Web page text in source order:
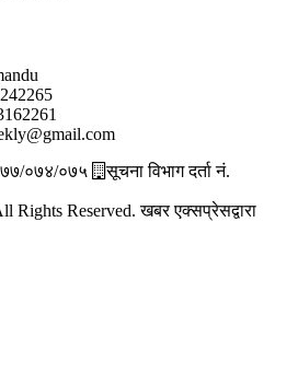
०७४/०७५
सूचना विभाग दर्ता नं.
Rights Reserved. खबर एक्सप्रेसद्वारा